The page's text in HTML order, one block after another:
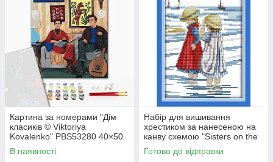
Картина за номерами "Дім
класиків © Viktoriya
Kovalenko" PBS53280 40×50
см
В наявності
Набір для вишивання
хрестиком за нанесеною на
канву схемою "Sisters on the
beach". (AIDA 14CT
printed,19*27 см)
Готово до відправки